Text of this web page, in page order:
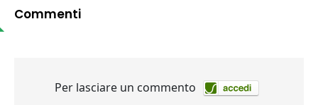
Commenti